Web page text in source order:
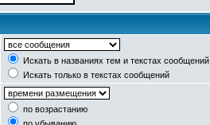
Искать в названиях тем и текстах сообщений
Искать только в текстах сообщений
по возрастанию